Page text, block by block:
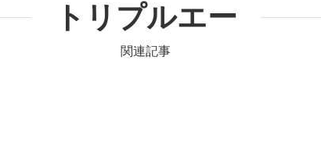
トリプルエー
関連記事